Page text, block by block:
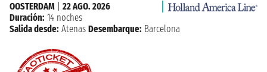
OOSTERDAM
22 AGO. 2026
Duración: 14 noches
Salida desde: Atenas Desembarque: Barcelona